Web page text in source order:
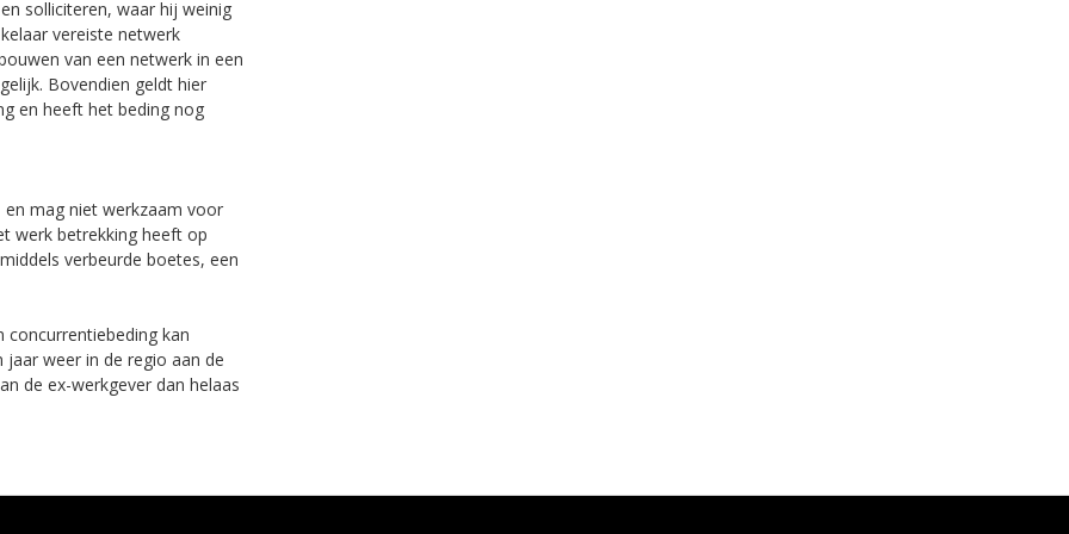
solliciteren, waar hij weinig
vereiste netwerk
van een netwerk in een
Bovendien geldt hier
en heeft het beding nog
mag niet werkzaam voor
werk betrekking heeft op
verbeurde boetes, een
kan
weer in de regio aan de
de ex-werkgever dan helaas